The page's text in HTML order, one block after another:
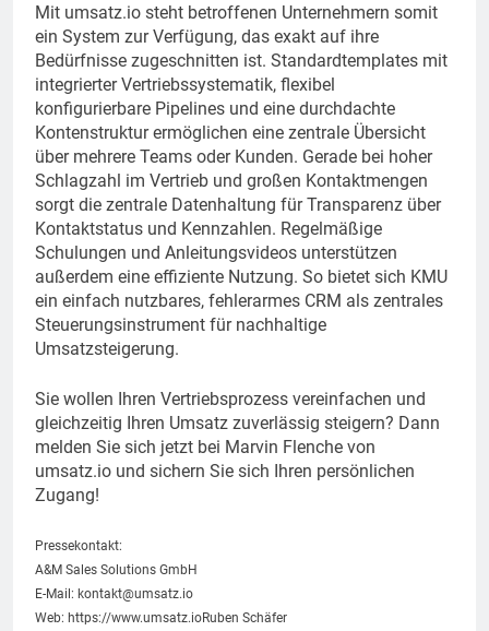
Mit umsatz.io steht betroffenen Unternehmern somit
ein System zur Verfügung, das exakt auf ihre
Bedürfnisse zugeschnitten ist. Standardtemplates mit
integrierter Vertriebssystematik, flexibel
konfigurierbare Pipelines und eine durchdachte
Kontenstruktur ermöglichen eine zentrale Übersicht
über mehrere Teams oder Kunden. Gerade bei hoher
Schlagzahl im Vertrieb und großen Kontaktmengen
sorgt die zentrale Datenhaltung für Transparenz über
Kontaktstatus und Kennzahlen. Regelmäßige
Schulungen und Anleitungsvideos unterstützen
außerdem eine effiziente Nutzung. So bietet sich KMU
ein einfach nutzbares, fehlerarmes CRM als zentrales
Steuerungsinstrument für nachhaltige
Umsatzsteigerung.
Sie wollen Ihren Vertriebsprozess vereinfachen und
gleichzeitig Ihren Umsatz zuverlässig steigern? Dann
melden Sie sich jetzt bei Marvin Flenche von
umsatz.io und sichern Sie sich Ihren persönlichen
Zugang!
Pressekontakt:
A&M Sales Solutions GmbH
E-Mail: kontakt@umsatz.io
Web: https://www.umsatz.ioRuben Schäfer